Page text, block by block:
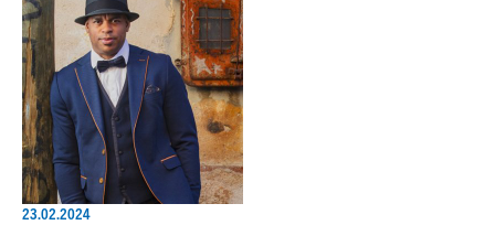
23.02.2024